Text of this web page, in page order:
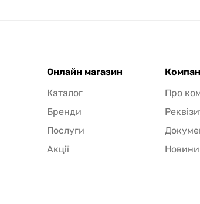
Онлайн магазин
Каталог
Бренди
Послуги
Акції
Про
Новини